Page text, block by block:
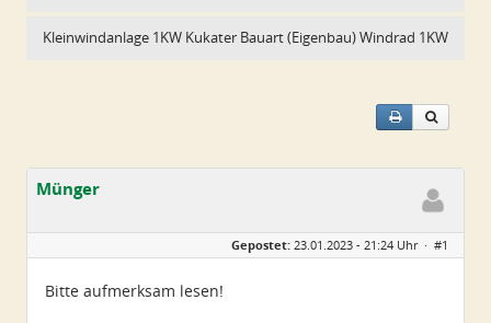
Kleinwindanlage 1KW Kukater Bauart (Eigenbau) Windrad 1KW
Münger
Geschlecht:
keine Angabe
Beiträge:
1
Gepostet: 23.01.2023 - 21:24 Uhr · #1
Bitte aufmerksam lesen!